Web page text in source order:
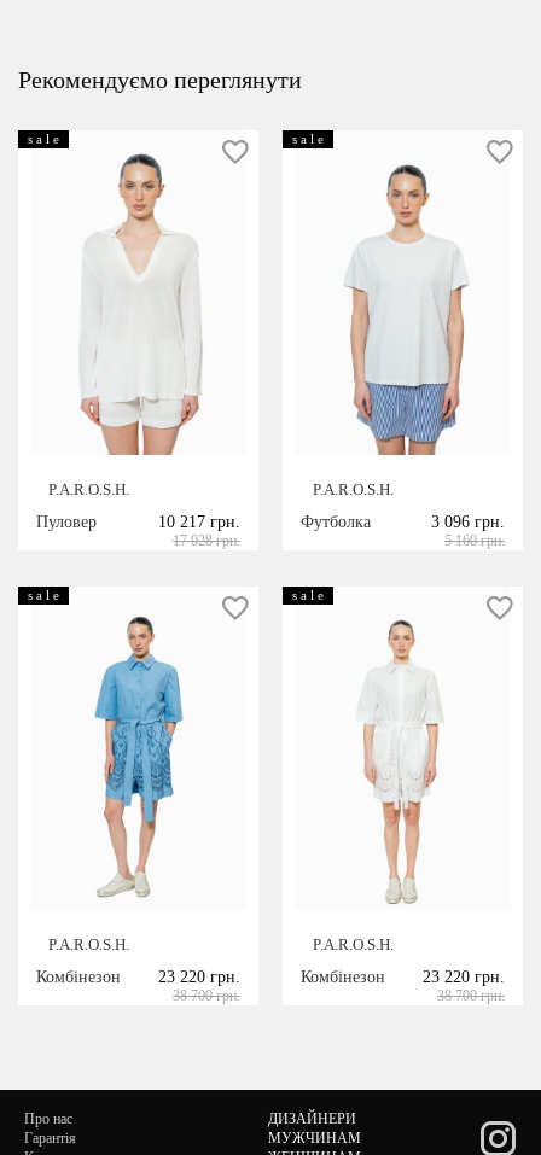
Рекомендуємо переглянути
s a l e
P.A.R.O.S.H.
Пуловер
10 217 грн.
17 028 грн.
s a l e
P.A.R.O.S.H.
Футболка
3 096 грн.
5 160 грн.
s a l e
P.A.R.O.S.H.
Комбінезон
23 220 грн.
38 700 грн.
s a l e
P.A.R.O.S.H.
Комбінезон
23 220 грн.
38 700 грн.
Про нас
Гарантія
ДИЗАЙНЕРИ
МУЖЧИНАМ